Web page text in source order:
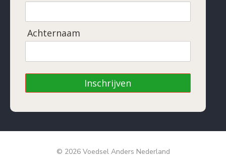
Achternaam
Inschrijven
© 2026 Voedsel Anders Nederland